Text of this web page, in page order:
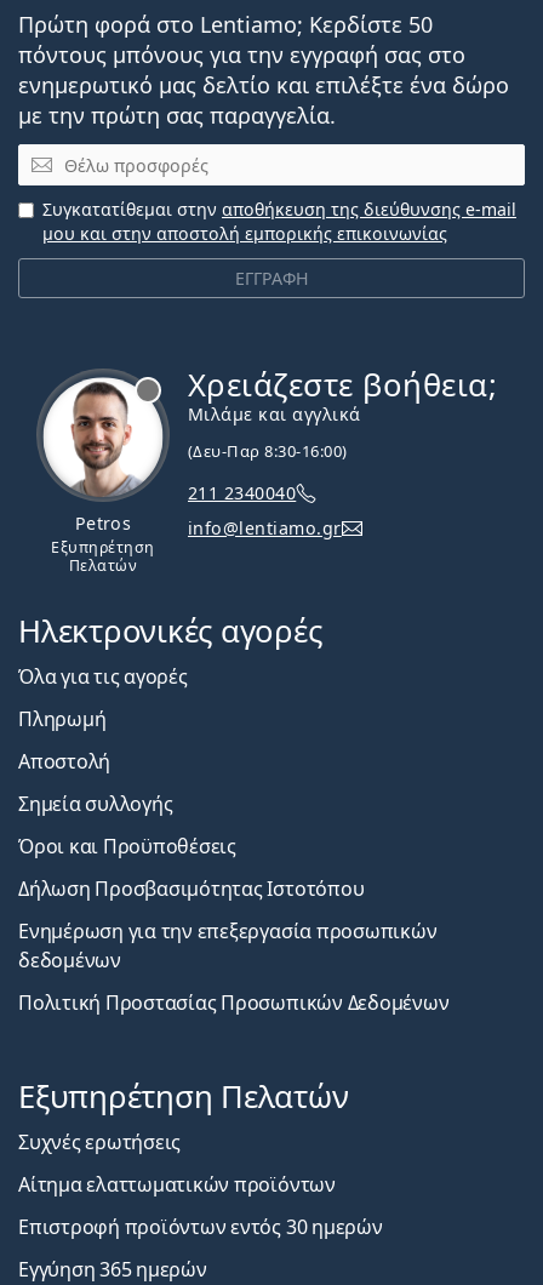
Πρώτη φορά στο Lentiamo; Κερδίστε 50
πόντους μπόνους για την εγγραφή σας στο
ενημερωτικό μας δελτίο και επιλέξτε ένα δώρο
με την πρώτη σας παραγγελία.
Email
ΕΓΓΡΑΦΗ
Συγκατατίθεμαι στην αποθήκευση της διεύθυνσης e-mail
μου και στην αποστολή εμπορικής επικοινωνίας
Petros
Εξυπηρέτηση
Πελατών
Χρειάζεστε βοήθεια;
Μιλάμε και αγγλικά
(Δευ-Παρ 8:30-16:00)
211 2340040
info@lentiamo.gr
Ηλεκτρονικές αγορές
Όλα για τις αγορές
Πληρωμή
Αποστολή
Σημεία συλλογής
Όροι και Προϋποθέσεις
Δήλωση Προσβασιμότητας Ιστοτόπου
Ενημέρωση για την επεξεργασία προσωπικών
δεδομένων
Πολιτική Προστασίας Προσωπικών Δεδομένων
Εξυπηρέτηση Πελατών
Συχνές ερωτήσεις
Αίτημα ελαττωματικών προϊόντων
Επιστροφή προϊόντων εντός 30 ημερών
Εγγύηση 365 ημερών